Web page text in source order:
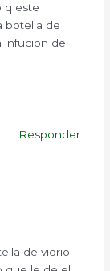
q este
botella de
infucion de
Responder
de vidrio